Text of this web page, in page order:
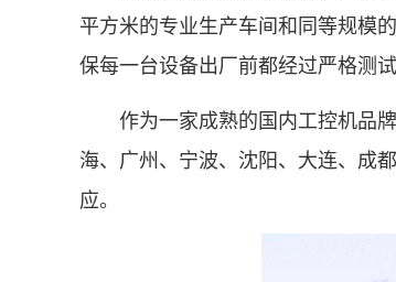
平方米的专业生产车间和同等规模
保每一台设备出厂前都经过严格测试
作为一家成熟的国内工控机品牌
海、广州、宁波、沈阳、大连、成
应。